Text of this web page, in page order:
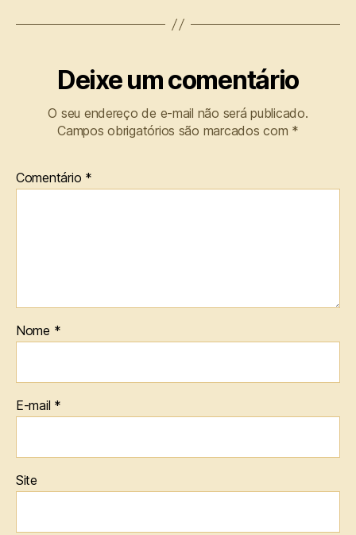
Deixe um comentário
O seu endereço de e-mail não será publicado.
Campos obrigatórios são marcados com *
Comentário *
Nome *
E-mail *
Site